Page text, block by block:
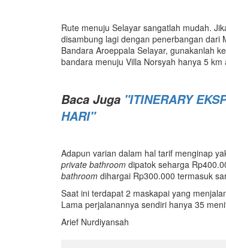
Rute menuju Selayar sangatlah mudah.
disambung lagi dengan penerbangan dari
Bandara Aroeppala Selayar, gunakanlah
bandara menuju Villa Norsyah hanya 5
Baca Juga "ITINERARY
HARI"
Adapun varian dalam hal tarif menginap
private bathroom dipatok seharga
bathroom dihargai Rp300.000 termasuk
Saat ini terdapat 2 maskapai yang
Lama perjalanannya sendiri hanya 35
Arief Nurdiyansah